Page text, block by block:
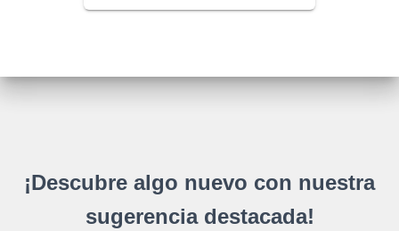
¡Descubre algo nuevo con nuestra
sugerencia destacada!